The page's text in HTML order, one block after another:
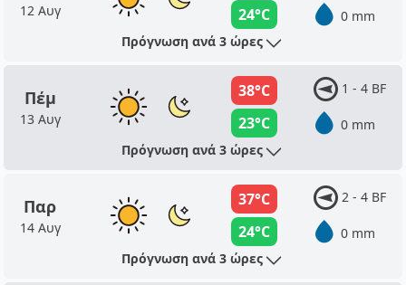
12 Αυγ
24°C
0 mm
Πρόγνωση ανά 3 ώρες
Πέμ
13 Αυγ
38°C
23°C
1 - 4 BF
0 mm
Πρόγνωση ανά 3 ώρες
Παρ
14 Αυγ
37°C
24°C
2 - 4 BF
0 mm
Πρόγνωση ανά 3 ώρες